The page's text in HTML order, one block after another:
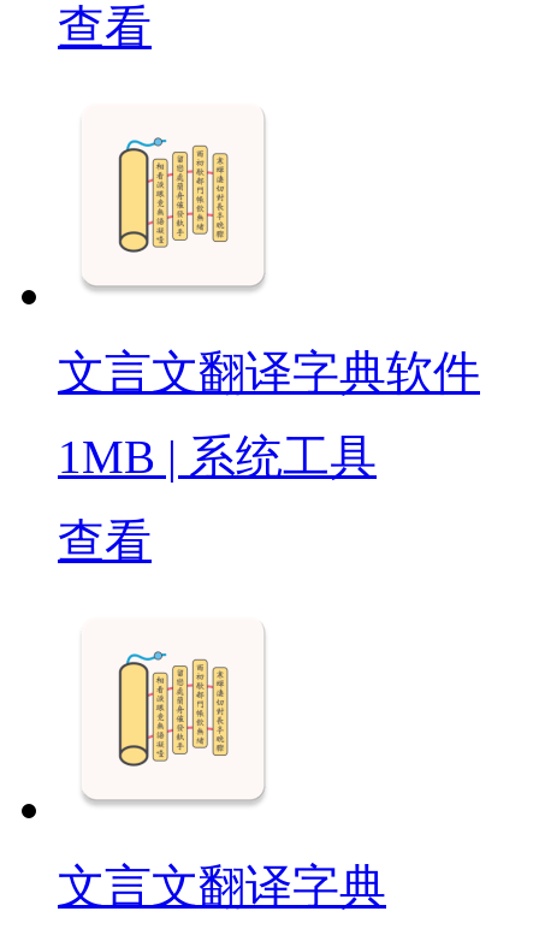
查看
文言文翻译字典软件
1MB | 系统工具
查看
文言文翻译字典